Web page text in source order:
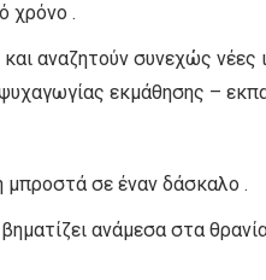
χρόνο .
αναζητούν συνεχώς
εκμάθησης –
μπροστά σε έναν δάσκαλο .
ανάμεσα στα